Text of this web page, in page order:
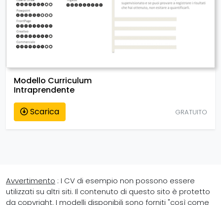
Modello Curriculum
Intraprendente
Scarica
GRATUITO
Avvertimento : I CV di esempio non possono essere
utilizzati su altri siti. Il contenuto di questo sito è protetto
da copyright. I modelli disponibili sono forniti "così come